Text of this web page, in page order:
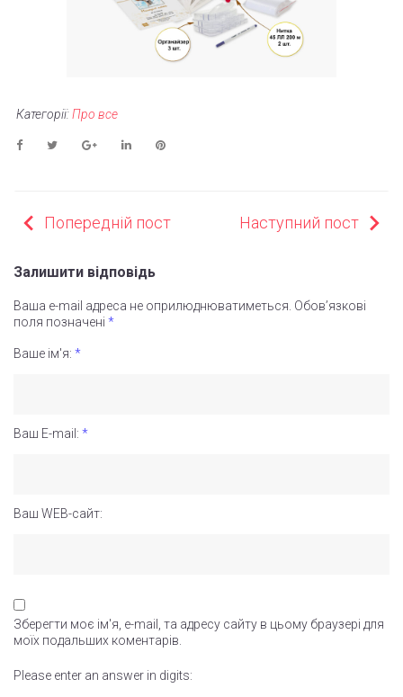
Категорії:Про все
FacebookTwitter Google+ LinkedIn
НАВІГАЦІЯ
Попередній пост Наступний пост
Залишити відповідь
Ваша e-mail адреса не оприлюднюватиметься. Обов’язкові
поля позначені *
Ваше ім'я: *
Ваш E-mail: *
Ваш WEB-сайт:
Зберегти моє ім'я, e-mail, та адресу сайту в цьому браузері для
моїх подальших коментарів.
Please enter an answer in digits: